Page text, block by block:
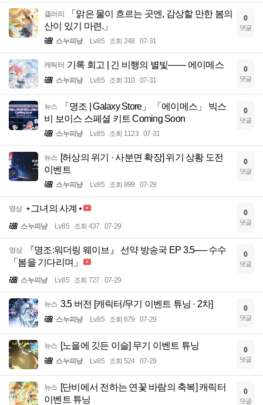
갤러리
「맑은 물이 흐르는 곳엔, 감상할 만한 봄의
산이 있기 마련.」
스누피냥 Lv.85 조회 248 07-31
0
댓글
캐릭터 기록 회고 | 긴 비행의 별빛—— 에이메스
스누피냥 Lv.85 조회 310 07-31
0
댓글
뉴스
「명조 | Galaxy Store」 「에이메스」 빅스
비 보이스 스페셜 키트 Coming Soon
스누피냥 Lv.85 조회 1123 07-31
0
댓글
뉴스 [허상의 위기 · 사분면 확장] 위기 상황 도전
이벤트
스누피냥 Lv.85 조회 899 07-29
0
댓글
영상 ⋆그녀의 사계⋆
스누피냥 Lv.85 조회 437 07-29
0
댓글
영상
『명조:워더링 웨이브』 선약 방송국 EP 3.5── 수수
「봄을 기다리며」
스누피냥 Lv.85 조회 727 07-29
0
댓글
뉴스 3.5 버전 [캐릭터/무기 이벤트 튜닝 · 2차]
스누피냥 Lv.85 조회 679 07-29
0
댓글
뉴스 [노을에 깃든 이슬] 무기 이벤트 튜닝
스누피냥 Lv.85 조회 524 07-29
0
댓글
뉴스 [단비에서 전하는 연꽃 바람의 축복] 캐릭터
이벤트 튜닝
0
댓글